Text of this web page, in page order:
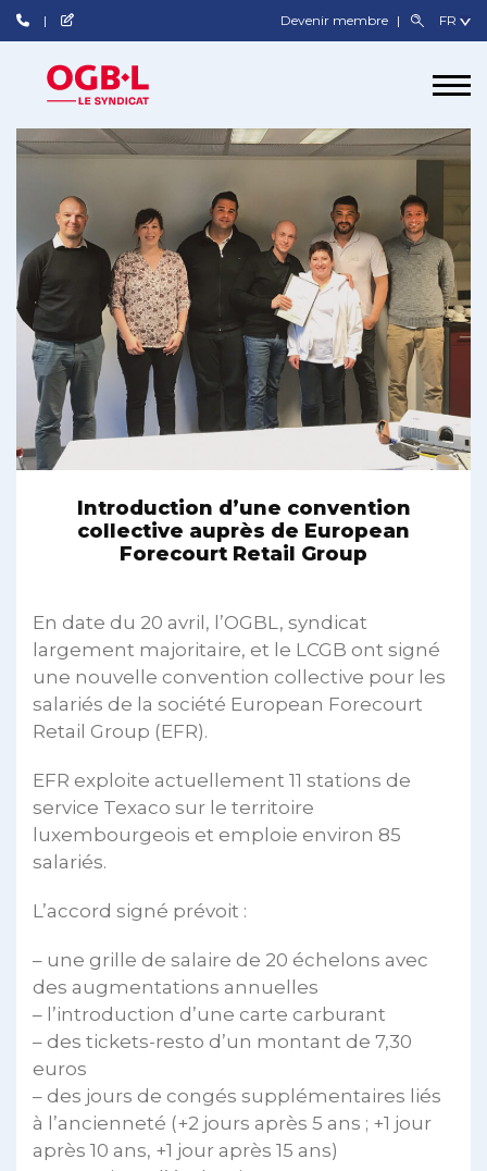
Devenir membre
Introduction d’une convention
collective auprès de European
Forecourt Retail Group
En date du 20 avril, l’OGBL, syndicat
largement majoritaire, et le LCGB ont signé
une nouvelle convention collective pour les
salariés de la société European Forecourt
Retail Group (EFR).
EFR exploite actuellement 11 stations de
service Texaco sur le territoire
luxembourgeois et emploie environ 85
salariés.
L’accord signé prévoit :
– une grille de salaire de 20 échelons avec
des augmentations annuelles
– l’introduction d’une carte carburant
– des tickets-resto d’un montant de 7,30
euros
– des jours de congés supplémentaires liés
à l’ancienneté (+2 jours après 5 ans ; +1 jour
après 10 ans, +1 jour après 15 ans)